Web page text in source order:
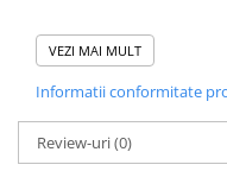
Beneficii
sisteme
Knipex 35
Este ideal pentru
VEZI MAI MULT
Informatii conformitate
Review-uri(0)